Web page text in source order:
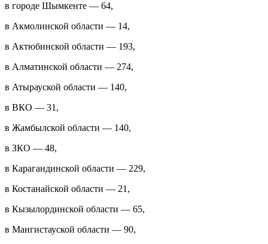
в городе Шымкенте — 64,
в Акмолинской области — 14,
в Актюбинской области — 193,
в Алматинской области — 274,
в Атырауской области — 140,
в ВКО — 31,
в Жамбылской области — 140,
в ЗКО — 48,
в Карагандинской области — 229,
в Костанайской области — 21,
в Кызылординской области — 65,
в Мангистауской области — 90,